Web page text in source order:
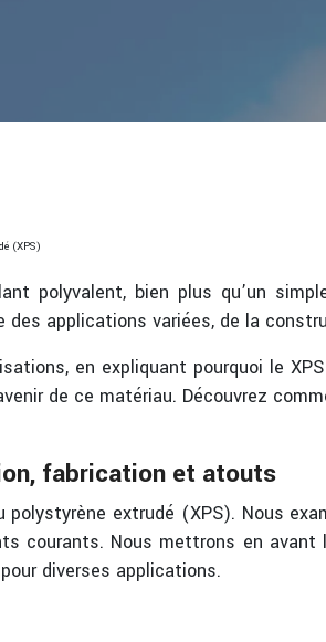
(XPS)
polyvalent, bien plus qu’un
applications variées, de la
en expliquant pourquoi le
de ce matériau. Découvrez
fabrication et atouts
extrudé (XPS). Nous
courants. Nous mettrons en
diverses applications.